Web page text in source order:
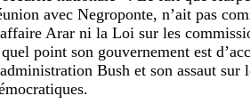
avec Negroponte, n’ait pas
Arar ni la Loi sur les
point son gouvernement est
Bush et son assaut sur